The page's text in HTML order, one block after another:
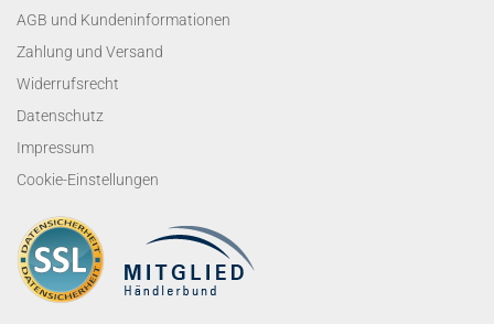
AGB und Kundeninformationen
Zahlung und Versand
Widerrufsrecht
Datenschutz
Impressum
Cookie-Einstellungen